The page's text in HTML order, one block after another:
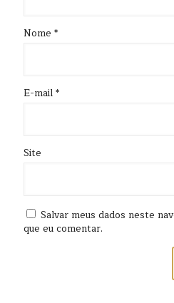
Nome *
E-mail*
Site
Salvar meus dados neste
que eu comentar.